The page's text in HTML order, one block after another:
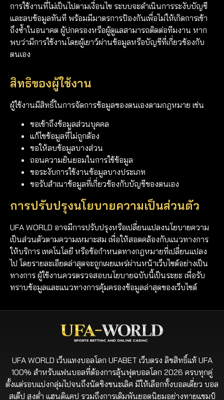
การใช้งานที่ไม่เป็นไปตามเงื่อนไข ระบบจะดำเนินการระงับบัญชี
และลบข้อมูลทันที พร้อมมีมาตรการป้องกันเพื่อไม่ให้เกิดการเข้า
ถึงซ้ำในอนาคต ผู้ปกครองหรือผู้ดูแลสามารถติดต่อทีมงาน หาก
พบว่ามีการใช้งานโดยผู้เยาว์ผ่านข้อมูลหรือบัญชีที่เกี่ยวข้องกับ
ตนเอง
สิทธิของผู้ใช้งาน
ผู้ใช้งานมีสิทธิ์ในการจัดการข้อมูลของตนเองตามกฎหมาย เช่น
ขอเข้าถึงข้อมูลส่วนบุคคล
แก้ไขข้อมูลที่ไม่ถูกต้อง
ขอให้ลบข้อมูลบางส่วน
ถอนความยินยอมในการใช้ข้อมูล
ขอระงับการใช้งานข้อมูลบางประเภท
ขอรับสำเนาข้อมูลที่เกี่ยวข้องกับบัญชีของตนเอง
การปรับปรุงนโยบายความเป็นส่วนตัว
UFA WORLD อาจมีการปรับปรุงหรือเปลี่ยนแปลงนโยบายความ
เป็นส่วนตัวตามความเหมาะสม เพื่อให้สอดคล้องกับแนวทางการ
ให้บริการ เทคโนโลยี หรือข้อกำหนดทางกฎหมายที่เปลี่ยนแปลง
ไป โดยรายละเอียดล่าสุดจะถูกเผยแพร่ผ่านหน้าเว็บไซต์อย่างเป็น
ทางการ ผู้ใช้งานควรตรวจสอบนโยบายฉบับนี้เป็นระยะ เพื่อรับ
ทราบข้อมูลและแนวทางการคุ้มครองข้อมูลล่าสุดของเว็บไซต์
UFA WORLD เว็บแทงบอลโลก UFABET เว็บตรง ลิขสิทธิ์แท้ UFA
100% สำหรับแฟนบอลที่ต้องการลุ้นฟุตบอลโลก 2026 ครบทุกคู่
ตั้งแต่รอบแบ่งกลุ่มไปจนถึงนัดชิงชนะเลิศ มีให้เลือกทั้งบอลเดี่ยว บอล
สเต็ป สูงต่ำ แฮนดิแคป รวมถึงการเดิมพันยอดนิยมอย่างทายแชมป์